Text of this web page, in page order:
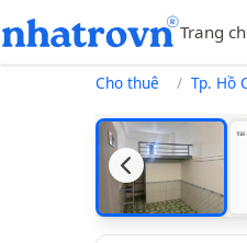
Trang
Cho thuê Tp. Hồ